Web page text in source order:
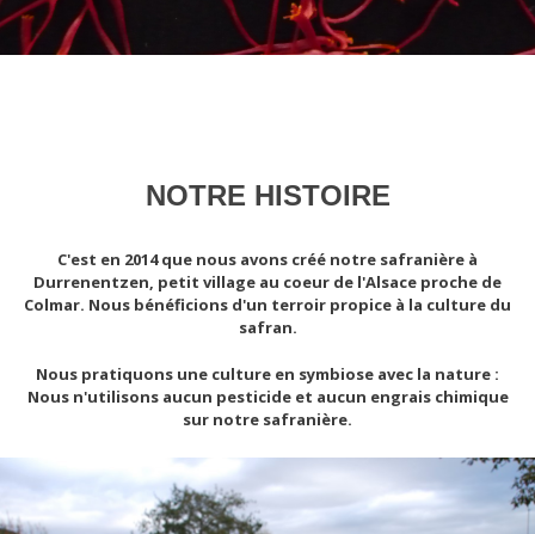
NOTRE HISTOIRE
C'est en 2014 que nous avons créé notre safranière à
Durrenentzen, petit village au coeur de l'Alsace proche de
Colmar. Nous bénéficions d'un terroir propice à la culture du
safran.
Nous pratiquons une culture en symbiose avec la nature :
Nous n'utilisons aucun pesticide et aucun engrais chimique
sur notre safranière.